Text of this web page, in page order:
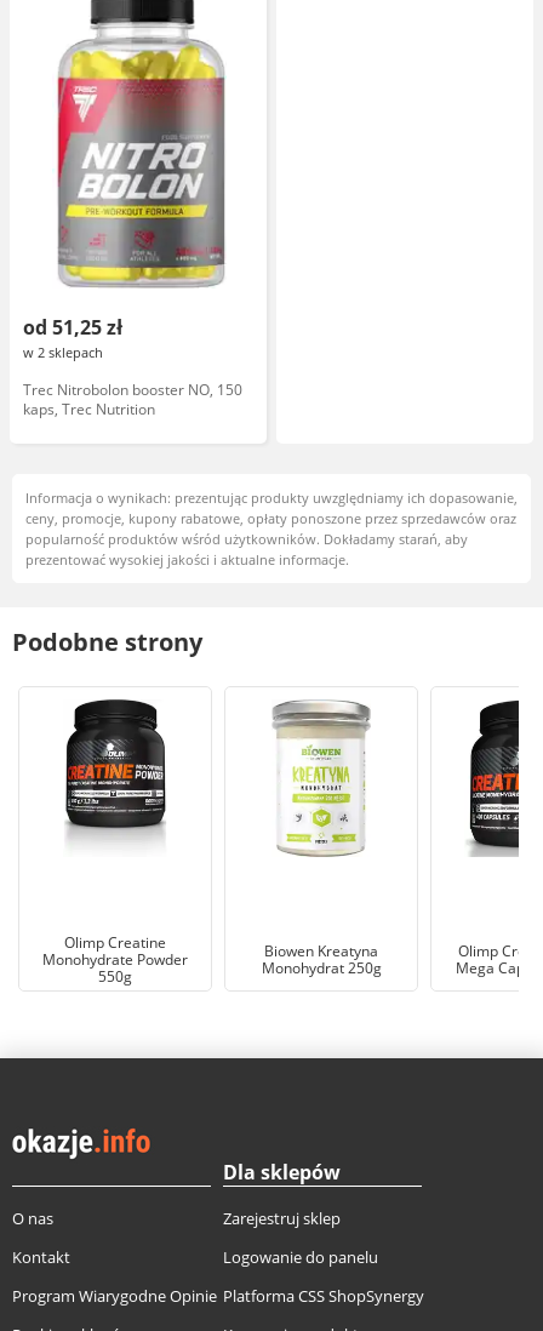
od 51,25 zł
w 2 sklepach
Trec Nitrobolon booster NO, 150
kaps, Trec Nutrition
Informacja o wynikach: prezentując produkty uwzględniamy ich dopasowanie,
ceny, promocje, kupony rabatowe, opłaty ponoszone przez sprzedawców oraz
popularność produktów wśród użytkowników. Dokładamy starań, aby
prezentować wysokiej jakości i aktualne informacje.
Podobne strony
Olimp Creatine
Monohydrate Powder
550g
Biowen Kreatyna
Monohydrat 250g
Olimp
Mega Caps,
O nas
Kontakt
Program Wiarygodne Opinie
Dla sklepów
Zarejestruj sklep
Logowanie do panelu
Platforma CSS ShopSynergy